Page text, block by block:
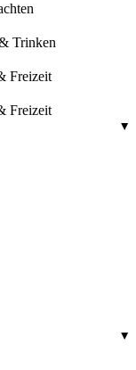
Trinken
Freizeit
Freizeit